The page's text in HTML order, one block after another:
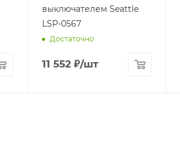
выключателем Seattle
LSP-0567
Достаточно
11 552₽/шт